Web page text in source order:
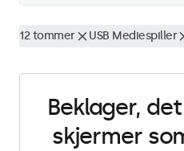
12 tommer USB Mediespiller
Beklager,
skjermer